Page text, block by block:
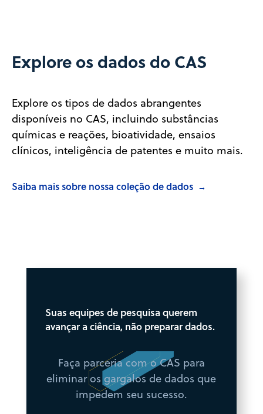
Explore os dados do CAS
Explore os tipos de dados abrangentes
disponíveis no CAS, incluindo substâncias
químicas e reações, bioatividade, ensaios
clínicos, inteligência de patentes e muito mais.
Saiba mais sobre nossa coleção de dados →
Suas equipes de pesquisa querem
avançar a ciência, não preparar dados.
Faça parceria com o CAS para
eliminar os gargalos de dados que
impedem seu sucesso.